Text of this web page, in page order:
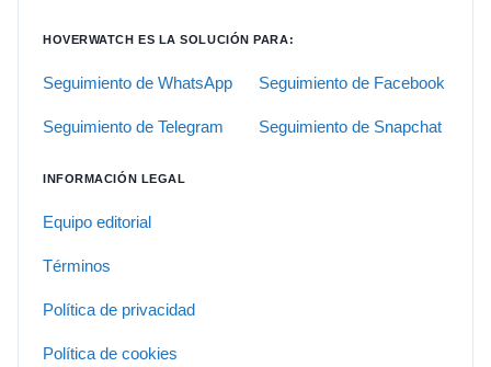
HOVERWATCH ES LA SOLUCIÓN PARA:
Seguimiento de WhatsApp Seguimiento de Facebook
Seguimiento de Telegram Seguimiento de Snapchat
INFORMACIÓN LEGAL
Equipo editorial
Términos
Política de privacidad
Política de cookies